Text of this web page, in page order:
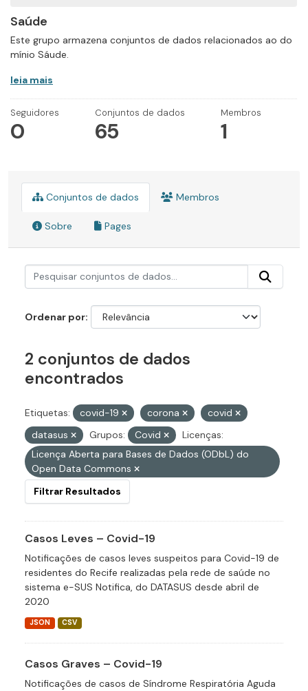
Saúde
Este grupo armazena conjuntos de dados relacionados ao do
mínio Sáude.
leia mais
Seguidores
0
Conjuntos de dados
65
Membros
1
Conjuntos de dados Membros
Sobre Pages
Ordenar por
2 conjuntos de dados
encontrados
Etiquetas: covid-19 corona
covid
datasus
Grupos: Covid
Licenças:
Licença Aberta para Bases de Dados (ODbL) do
Open Data Commons
Filtrar Resultados
Casos Leves – Covid-19
Notificações de casos leves suspeitos para Covid-19 de
residentes do Recife realizadas pela rede de saúde no
sistema e-SUS Notifica, do DATASUS desde abril de
2020
JSON CSV
Casos Graves – Covid-19
Notificações de casos de Síndrome Respiratória Aguda